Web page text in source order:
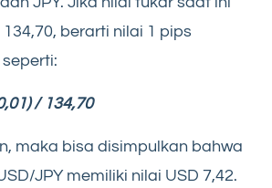
berarti nilai 1 pips
/ 134,70
maka bisa disimpulkan bahwa
JPY memiliki nilai USD 7,42.